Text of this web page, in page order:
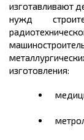
изготавливают
нужд
изготовления: